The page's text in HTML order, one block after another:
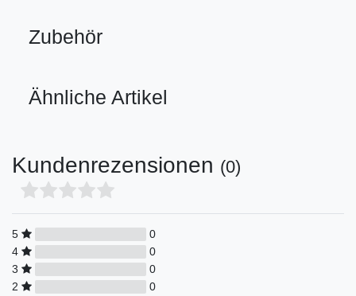
Zubehör
Ähnliche Artikel
Kundenrezensionen (0)
5
0
4
0
3
0
2
0